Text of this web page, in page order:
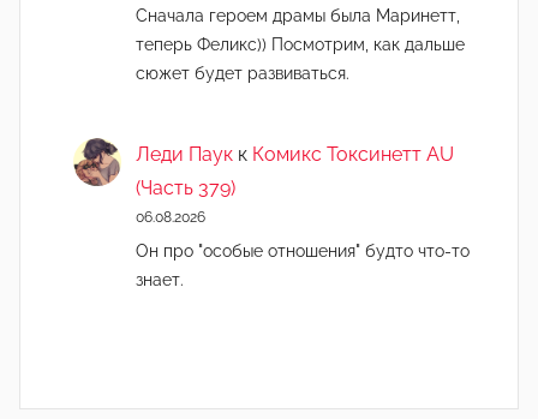
Сначала героем драмы была Маринетт,
теперь Феликс)) Посмотрим, как дальше
сюжет будет развиваться.
Леди Паук к Комикс Токсинетт AU
(Часть 379)
06.08.2026
Он про "особые отношения" будто что-то
знает.